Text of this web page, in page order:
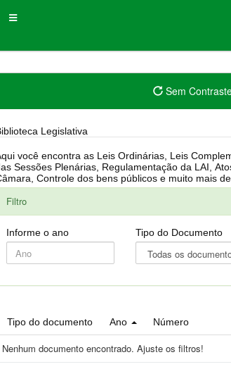
Sem
Legislativa
encontra as Leis Ordinárias, Leis Complementares, Portarias, Decretos, Atas, PPA, LDO, LOA, RREO, Resoluções, RGF, Lei Orgânica, Regimento Interno, Pauta
Regulamentação da LAI, Atos de Julgamento do Governo, Agenda Externa do presidente, Relatório do Controle Interno, Projetos em tramitação na
Câmara, Controle dos bens
Filtro
Informe o ano Tipo do Documento
Tipo do documento Ano Número
Nenhum documento encontrado. Ajuste os filtros!